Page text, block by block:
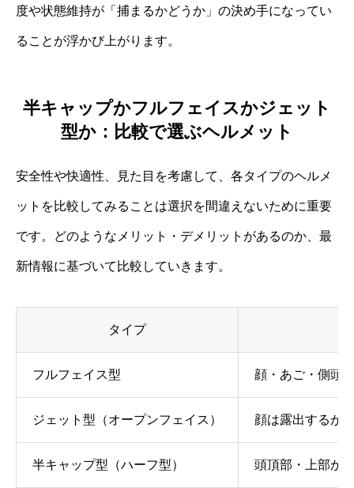
度や状態維持が「捕まるかどうか」の決め手になってい
ることが浮かび上がります。
半キャップかフルフェイスかジェット
型か：比較で選ぶヘルメット
安全性や快適性、見た目を考慮して、各タイプのヘルメ
ットを比較してみることは選択を間違えないために重要
です。どのようなメリット・デメリットがあるのか、最
新情報に基づいて比較していきます。
タイプ
フルフェイス型 顔・あご・側頭
ジェット型（オープンフェイス） 顔は露出するが
半キャップ型（ハーフ型） 頭頂部・上部か